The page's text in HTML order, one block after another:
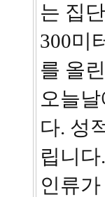
는 집
300미
를 올
오늘
다. 성
립니
인류